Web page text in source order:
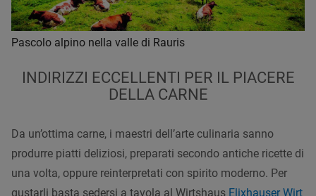
Pascolo alpino nella valle di Rauris
INDIRIZZI ECCELLENTI PER IL PIACERE
DELLA CARNE
Da un’ottima carne, i maestri dell’arte culinaria sanno
produrre piatti deliziosi, preparati secondo antiche ricette di
una volta, oppure reinterpretati con spirito moderno. Per
gustarli basta sedersi a tavola al Wirtshaus Elixhauser Wirt